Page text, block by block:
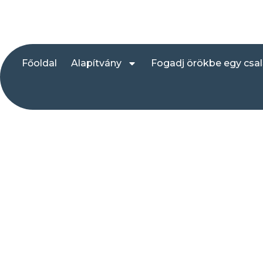
Főoldal Alapítvány Fogadj örökbe egy